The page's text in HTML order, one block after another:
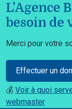
L'Agence
besoin de
Merci pour votre
Effectuer un
💰 Voir à quoi
webmaster